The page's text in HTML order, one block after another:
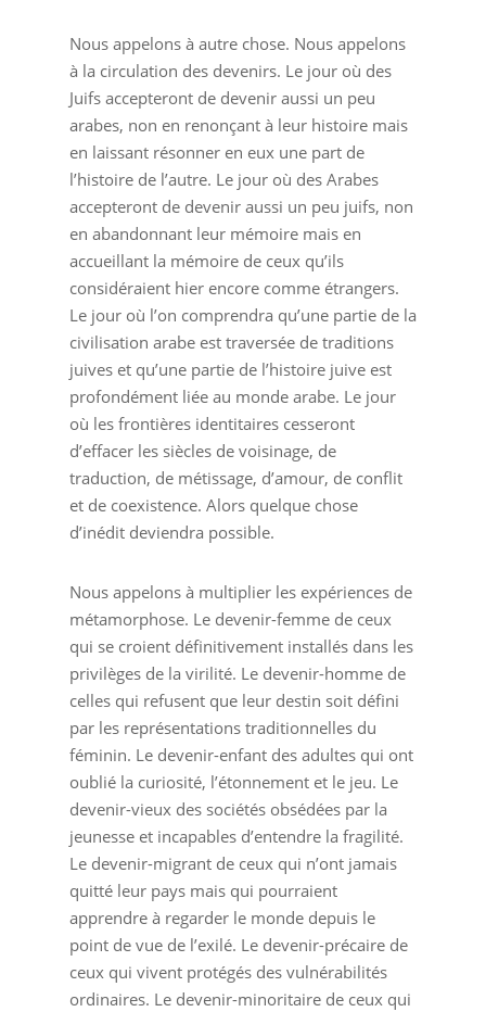
Nous appelons à autre chose. Nous appelons
à la circulation des devenirs. Le jour où des
Juifs accepteront de devenir aussi un peu
arabes, non en renonçant à leur histoire mais
en laissant résonner en eux une part de
l’histoire de l’autre. Le jour où des Arabes
accepteront de devenir aussi un peu juifs, non
en abandonnant leur mémoire mais en
accueillant la mémoire de ceux qu’ils
considéraient hier encore comme étrangers.
Le jour où l’on comprendra qu’une partie de la
civilisation arabe est traversée de traditions
juives et qu’une partie de l’histoire juive est
profondément liée au monde arabe. Le jour
où les frontières identitaires cesseront
d’effacer les siècles de voisinage, de
traduction, de métissage, d’amour, de conflit
et de coexistence. Alors quelque chose
d’inédit deviendra possible.
Nous appelons à multiplier les expériences de
métamorphose. Le devenir-femme de ceux
qui se croient définitivement installés dans les
privilèges de la virilité. Le devenir-homme de
celles qui refusent que leur destin soit défini
par les représentations traditionnelles du
féminin. Le devenir-enfant des adultes qui ont
oublié la curiosité, l’étonnement et le jeu. Le
devenir-vieux des sociétés obsédées par la
jeunesse et incapables d’entendre la fragilité.
Le devenir-migrant de ceux qui n’ont jamais
quitté leur pays mais qui pourraient
apprendre à regarder le monde depuis le
point de vue de l’exilé. Le devenir-précaire de
ceux qui vivent protégés des vulnérabilités
ordinaires. Le devenir-minoritaire de ceux qui